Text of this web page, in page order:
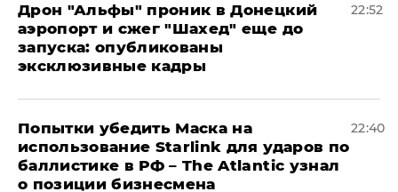
Дрон "Альфы" проник в Донецкий
аэропорт и сжег "Шахед" еще до
запуска: опубликованы
эксклюзивные кадры
22:52
Попытки убедить Маска на
использование Starlink для ударов по
баллистике в РФ – The Atlantic узнал
о позиции бизнесмена
22:40